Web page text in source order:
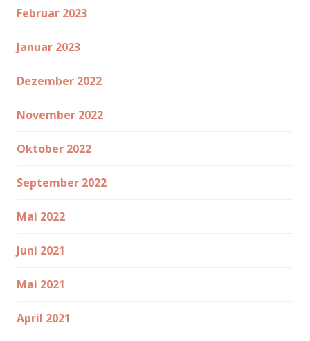
Februar 2023
Januar 2023
Dezember 2022
November 2022
Oktober 2022
September 2022
Mai 2022
Juni 2021
Mai 2021
April 2021